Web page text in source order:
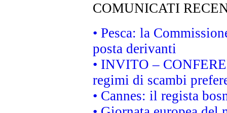
COMUNICATI
• Pesca: la
posta derivanti
• INVITO –
regimi di scambi
• Cannes: il regista